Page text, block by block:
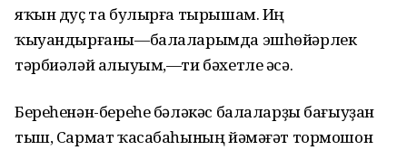
яҡын дуҫ та булырға тырышам. Иң
ҡыуандырғаны—балаларымда эшһөйәрлек
тәрбиәләй алыуым,—ти бәхетле әсә.
Береһенән-береһе бәләкәс балаларҙы бағыуҙан
тыш, Сармат ҡасабаһының йәмәғәт тормошон